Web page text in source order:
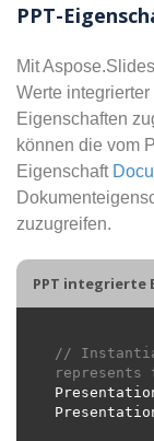
PPT-
Mit
Werte
Eigenschaften
können die vom
Eigenschaft
zuzugreifen.
PPT integrierte
//
represents